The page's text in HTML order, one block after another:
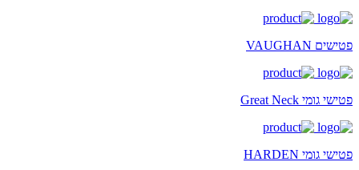
פטישים VAUGHAN
פטישי גומי Great Neck
פטישי גומי HARDEN